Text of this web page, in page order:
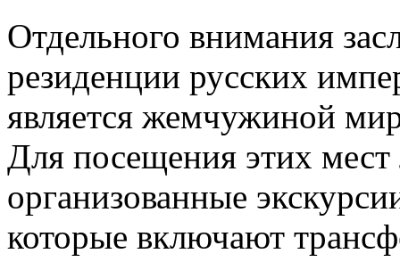
Отдельного внимания
резиденции русских
является жемчужиной
Для посещения этих
организованные
которые включают